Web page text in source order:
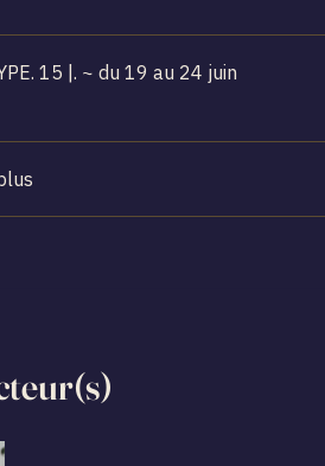
ARCHÉTYPE. 15 |. ~ du 19 au 24 juin